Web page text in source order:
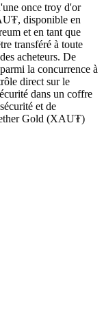
once troy d'or
disponible en
et en tant que
transféré à toute
acheteurs. De
la concurrence à
direct sur le
dans un coffre
et de
Gold (XAU₮)